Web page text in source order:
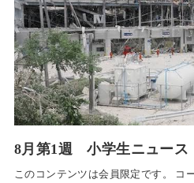
8月第1週 小学生ニュー
このコンテンツは会員限定です。 コ